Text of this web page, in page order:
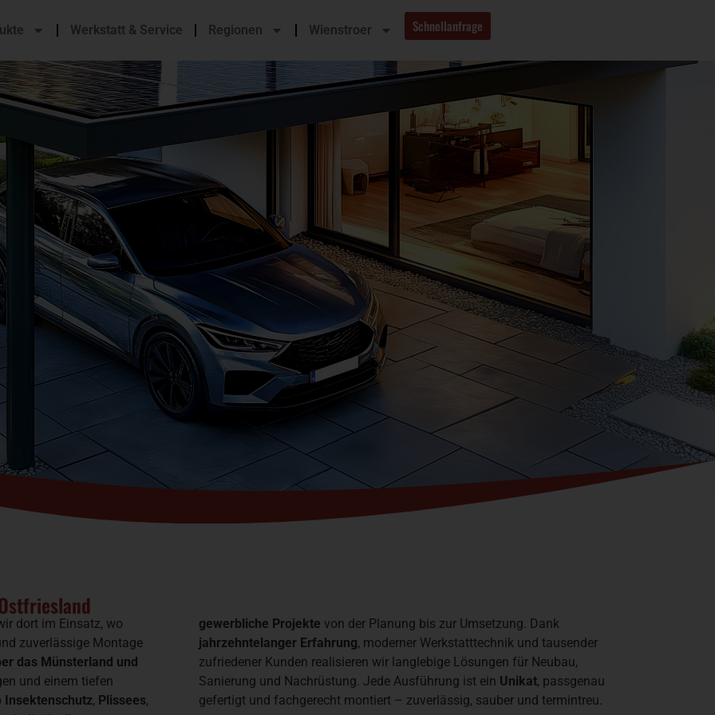
Werkstatt & Service Regionen Wienstroer Schnellanfrage
dort im Einsatz, wo
zuverlässige Montage
das Münsterland und
und einem tiefen
Insektenschutz, Plissees,
gewerbliche Projekte von der Planung bis zur Umsetzung. Dank
jahrzehntelanger Erfahrung, moderner Werkstatttechnik und tausender
zufriedener Kunden realisieren wir langlebige Lösungen für Neubau,
Sanierung und Nachrüstung. Jede Ausführung ist ein Unikat, passgenau
gefertigt und fachgerecht montiert – zuverlässig, sauber und termintreu.